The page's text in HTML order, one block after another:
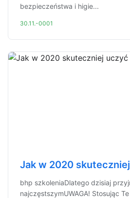
bezpieczeństwa i higie...
30.11.-0001
Jak w 2020
bhp szkoleniaDlatego dzisiaj
najczęstszymUWAGA! Stosując